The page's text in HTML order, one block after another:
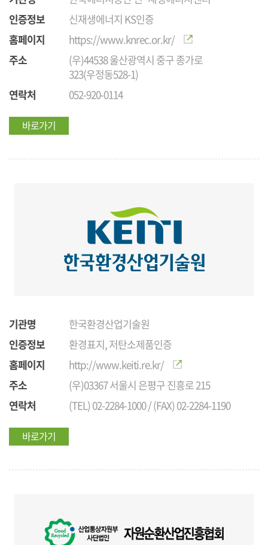
인증정보
신재생에너지 KS인증
홈페이지
https://www.knrec.or.kr/
주소
(우)44538 울산광역시 중구 종가로
323(우정동528-1)
연락처
052-920-0114
바로가기
기관명
한국환경산업기술원
인증정보
환경표지, 저탄소제품인증
홈페이지
http://www.keiti.re.kr/
주소
(우)03367 서울시 은평구 진흥로 215
연락처
(TEL) 02-2284-1000 / (FAX) 02-2284-1190
바로가기